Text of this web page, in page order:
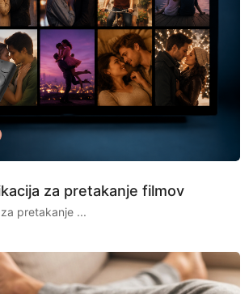
za pretakanje filmov
pretakanje ...